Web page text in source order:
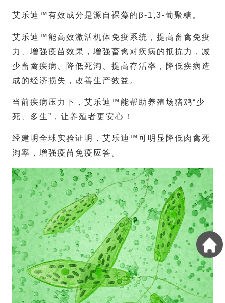
艾乐迪™有效成分是源自裸藻的β-1,3-葡聚糖。
艾乐迪™能高效激活机体免疫系统，提高畜禽免疫
力、增强疫苗效果，增强畜禽对疾病的抵抗力，减
少畜禽疾病、降低死淘、提高存活率，降低疾病造
成的经济损失，改善生产效益。
当前疾病压力下，艾乐迪™能帮助养殖场猪鸡“少
死、多生”，让养殖者更安心！
经建明全球实验证明，艾乐迪™可明显降低肉禽死
淘率，增强疫苗免疫应答。